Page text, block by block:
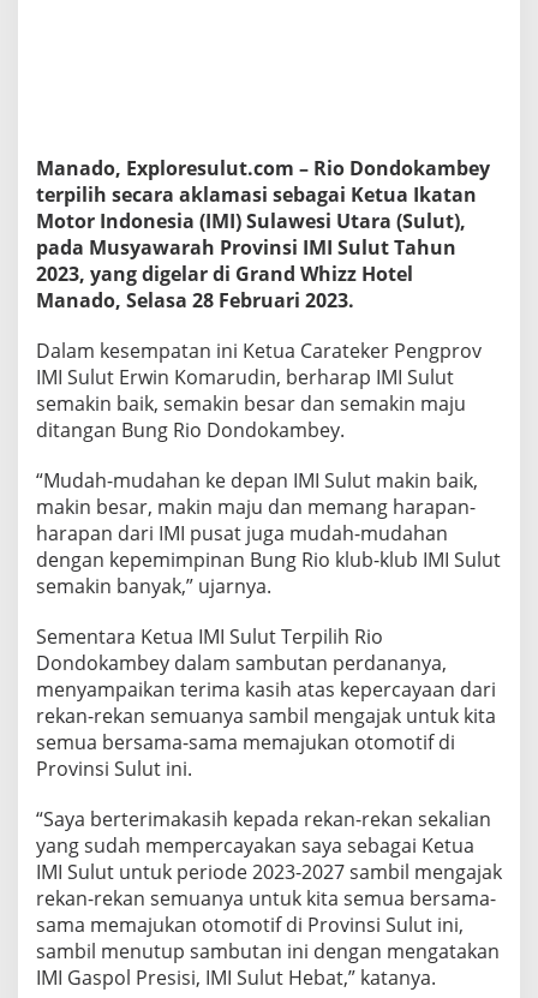
a
m
a
s
i
K
e
t
a
I
M
S
l
u
t
Manado, Exploresulut.com – Rio Dondokambey
terpilih secara aklamasi sebagai Ketua Ikatan
Motor Indonesia (IMI) Sulawesi Utara (Sulut),
pada Musyawarah Provinsi IMI Sulut Tahun
2023, yang digelar di Grand Whizz Hotel
Manado, Selasa 28 Februari 2023.
Dalam kesempatan ini Ketua Carateker Pengprov
IMI Sulut Erwin Komarudin, berharap IMI Sulut
semakin baik, semakin besar dan semakin maju
ditangan Bung Rio Dondokambey.
“Mudah-mudahan ke depan IMI Sulut makin baik,
makin besar, makin maju dan memang harapan-
harapan dari IMI pusat juga mudah-mudahan
dengan kepemimpinan Bung Rio klub-klub IMI Sulut
semakin banyak,” ujarnya.
Sementara Ketua IMI Sulut Terpilih Rio
Dondokambey dalam sambutan perdananya,
menyampaikan terima kasih atas kepercayaan dari
rekan-rekan semuanya sambil mengajak untuk kita
semua bersama-sama memajukan otomotif di
Provinsi Sulut ini.
“Saya berterimakasih kepada rekan-rekan sekalian
yang sudah mempercayakan saya sebagai Ketua
IMI Sulut untuk periode 2023-2027 sambil mengajak
rekan-rekan semuanya untuk kita semua bersama-
sama memajukan otomotif di Provinsi Sulut ini,
sambil menutup sambutan ini dengan mengatakan
IMI Gaspol Presisi, IMI Sulut Hebat,” katanya.